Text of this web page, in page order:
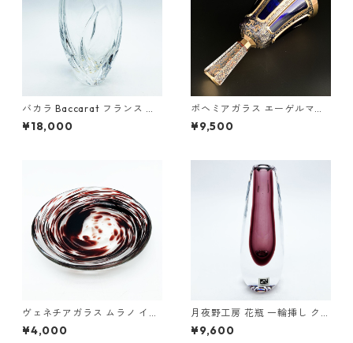
バカラ Baccarat フランス ク
リスタルガラス リゴット ジベ
ルニー 花瓶 フラワーベース 1
¥18,000
ボヘミアガラス エーゲルマン
パネルグラス 卓上ベル 瑠璃 金
彩 ボヘミアン グラス 14.0cm
¥9,500
ヴェネチアガラス ムラノ イタ
リア 皿・オブジェ クリア マー
ブル模様 ベネチアン グラス 幅
¥4,000
月夜野工房 花瓶 一輪挿し クリ
ア グレープ SOMMERSO ソン
メルソ 15.3cm
¥9,600